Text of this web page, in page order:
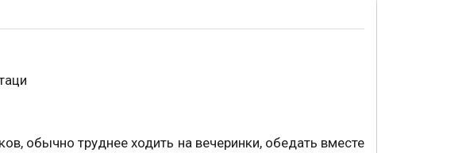
обычно труднее ходить на вечеринки, обедать вместе